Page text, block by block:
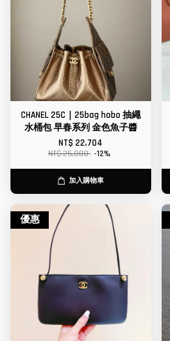
CHANEL 25C｜25bag hobo 抽繩
水桶包 早春系列 金色魚子醬
NT$ 22,704
NT$ 25,800 -12%
加入購物車
優惠